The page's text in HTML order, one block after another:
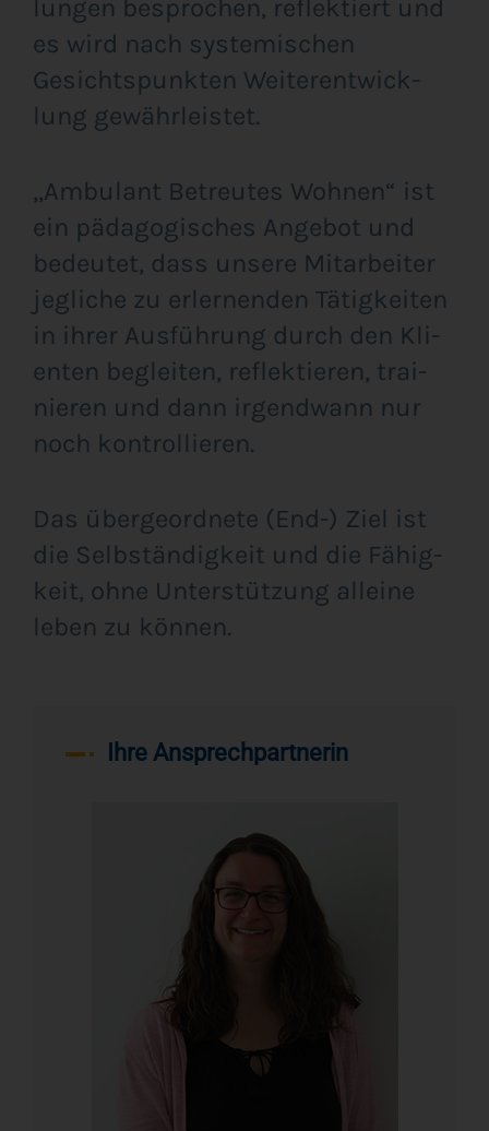
lun­gen bespro­chen, reflek­tiert und
es wird nach sys­te­mi­schen
Gesichts­punk­ten Wei­ter­ent­wick­
lung gewährleistet.
„Ambu­lant Betreu­tes Woh­nen“ ist
ein päd­ago­gi­sches Ange­bot und
bedeu­tet, dass unse­re Mit­ar­bei­ter
jeg­li­che zu erler­nen­den Tätig­kei­ten
in ihrer Aus­füh­rung durch den Kli­
en­ten beglei­ten, reflek­tie­ren, trai­
nie­ren und dann irgend­wann nur
noch kontrollieren.
Das über­ge­ord­ne­te (End-) Ziel ist
die Selb­stän­dig­keit und die Fähig­
keit, ohne Unter­stüt­zung allei­ne
leben zu können.
Ihre Ansprechpartnerin